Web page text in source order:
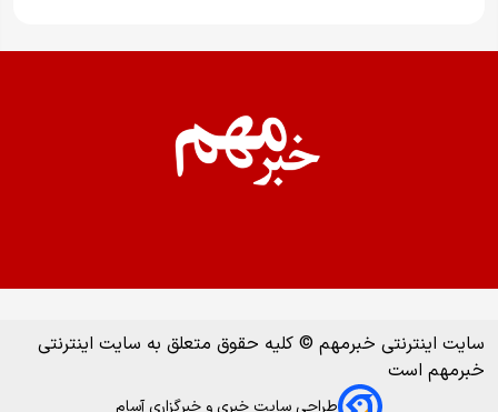
سایت اینترنتی خبرمهم © کلیه حقوق متعلق به سایت اینترنتی
خبرمهم است
طراحی سایت خبری و خبرگزاری آسام